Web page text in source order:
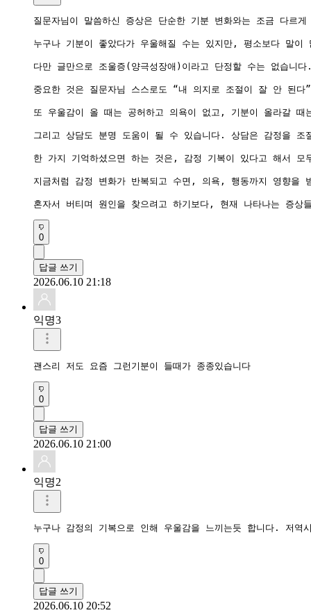
질문자님이 말씀하신 증상은 단순한 기분 변화와는 조금 다르
누구나 기분이 좋았다가 우울해질 수는 있지만, 평소보다 말
다만 글만으로 조울증(양극성장애)이라고 단정할 수는 없습
중요한 것은 질문자님 스스로도 “내 의지로 조절이 잘 안 된
또 우울감이 올 때는 공허하고 의욕이 없고, 기분이 올라갈 때
그리고 상담도 분명 도움이 될 수 있습니다. 상담은 감정을
한 가지 기억하셨으면 하는 것은, 감정 기복이 있다고 해서
지금처럼 감정 변화가 반복되고 수면, 의욕, 행동까지 영향을
혼자서 버티며 원인을 찾으려고 하기보다, 현재 나타나는 증
0
답글 쓰기
2026.06.10 21:18
익명3
괜스리 저도 요즘 그런기분이 들때가 종종있습니다
0
답글 쓰기
2026.06.10 21:00
익명2
누구나 감정의 기복으로 인해 우울감을 느끼는듯 합니다. 저역
0
답글 쓰기
2026.06.10 20:52